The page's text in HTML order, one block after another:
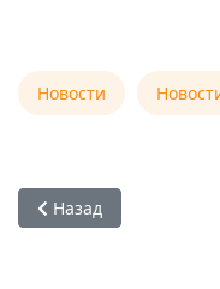
Новости
Предыдущий: 14-22
Назад